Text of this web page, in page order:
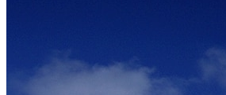
Croisières en Polynésie
Le tatouage en Polynésie